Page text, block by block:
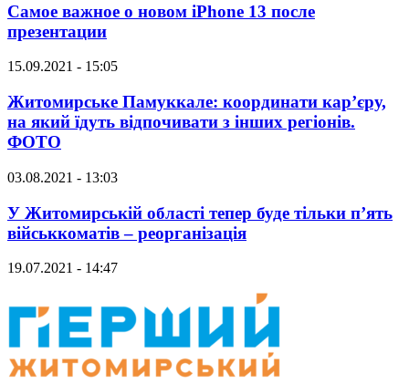
Самое важное о новом iPhone 13 после
презентации
15.09.2021 - 15:05
Житомирське Памуккале: координати кар’єру,
на який їдуть відпочивати з інших регіонів.
ФОТО
03.08.2021 - 13:03
У Житомирській області тепер буде тільки п’ять
військкоматів – реорганізація
19.07.2021 - 14:47